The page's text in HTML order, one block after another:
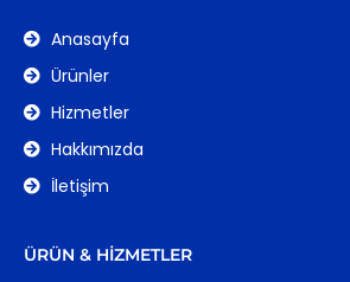
Anasayfa
Ürünler
Hizmetler
Hakkımızda
İletişim
ÜRÜN & HIZMETLER